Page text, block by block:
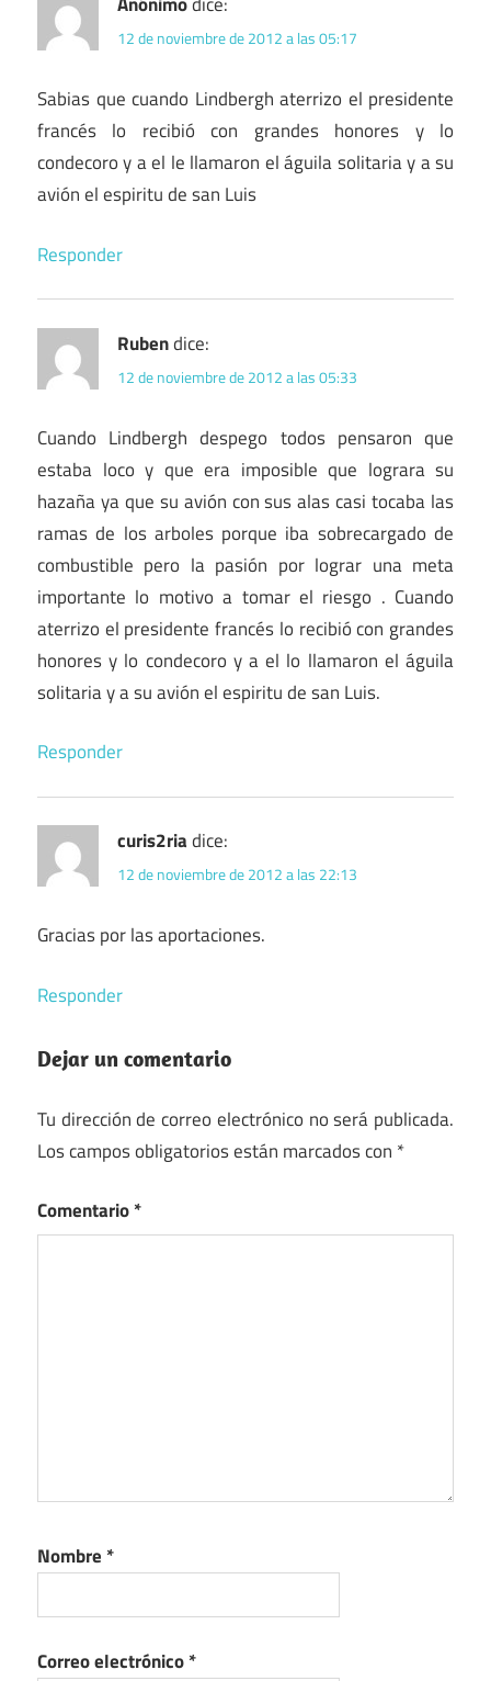
12 de noviembre de 2012 a las 05:17
Sabias que cuando Lindbergh aterrizo el presidente
francés lo recibió con grandes honores y lo
condecoro y a el le llamaron el águila solitaria y a su
avión el espiritu de san Luis
Responder
Rubendice:
12 de noviembre de 2012 a las 05:33
Cuando Lindbergh despego todos pensaron que
estaba loco y que era imposible que lograra su
hazaña ya que su avión con sus alas casi tocaba las
ramas de los arboles porque iba sobrecargado de
combustible pero la pasión por lograr una meta
importante lo motivo a tomar el riesgo . Cuando
aterrizo el presidente francés lo recibió con grandes
honores y lo condecoro y a el lo llamaron el águila
solitaria y a su avión el espiritu de san Luis.
Responder
curis2riadice:
12 de noviembre de 2012 a las 22:13
Gracias por las aportaciones.
Responder
Dejar un comentario
Tu dirección de correo electrónico no será publicada.
Los campos obligatorios están marcados con *
Comentario*
Nombre *
Correo electrónico*